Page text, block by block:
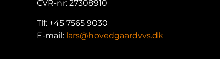
CVR-nr: 27308910
Tlf: +45 7565 9030
E-mail: lars@hovedgaardvvs.dk